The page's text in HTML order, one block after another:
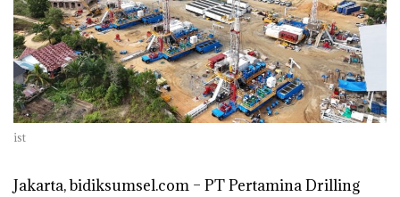
ist
Jakarta, bidiksumsel.com – PT Pertamina Drilling